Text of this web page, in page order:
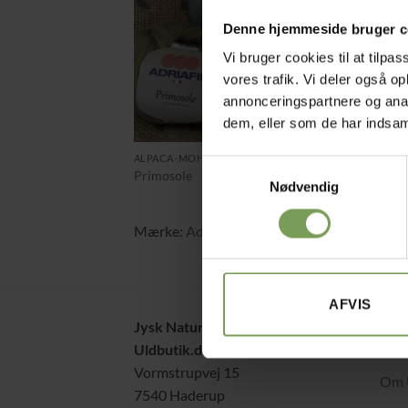
Denne hjemmeside bruger
Vi bruger cookies til at
vores trafik. Vi deler også
annonceringspartnere og
dem, eller som de har
Nødvendig
AFVIS
ALPACA-MOHAIR-KASHMIR GARN OG BLANDINGER
Primosole
kr.65,00
Mærke: Adriafil
Jysk Naturpleje ApS
Uldbutik.dk
Vormstrupvej 15
7540 Haderup
Om